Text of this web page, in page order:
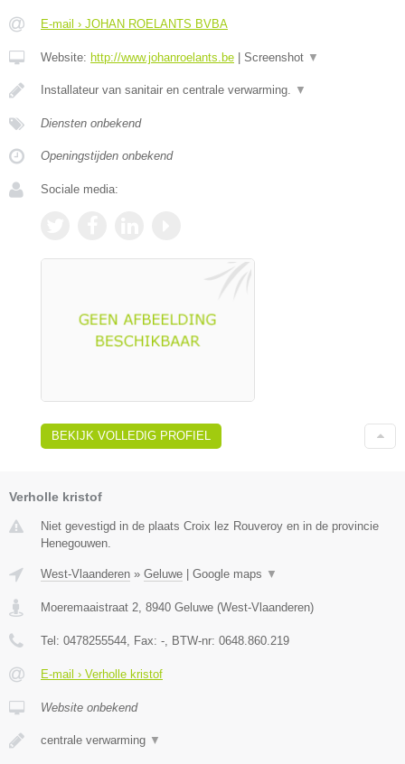
E-mail › JOHAN ROELANTS BVBA
Website: http://www.johanroelants.be Screenshot ▼
Installateur van sanitair en centrale verwarming. ▼
Diensten onbekend
Openingstijden onbekend
Sociale media:
BEKIJK VOLLEDIG PROFIEL
Verholle kristof
Niet gevestigd in de plaats Croix lez Rouveroy en in de provincie
Henegouwen.
West-Vlaanderen » Geluwe Google maps ▼
Moeremaaistraat 2, 8940 Geluwe (West-Vlaanderen)
Tel: 0478255544, Fax: -, BTW-nr: 0648.860.219
E-mail › Verholle kristof
Website onbekend
centrale verwarming ▼